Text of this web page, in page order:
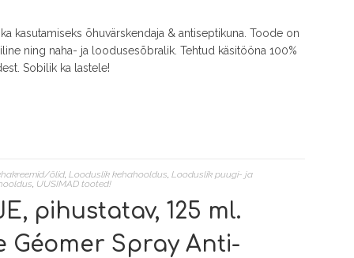
kasutamiseks õhuvärskendaja & antiseptikuna. Toode on
ning naha- ja loodusesõbralik. Tehtud käsitööna 100%
Sobilik ka lastele!
õlid ,Looduslik kehahooldus ,Looduslik puugi- ja
UUSIMAD tooted!
pihustatav, 125 ml.
Géomer Spray Anti-